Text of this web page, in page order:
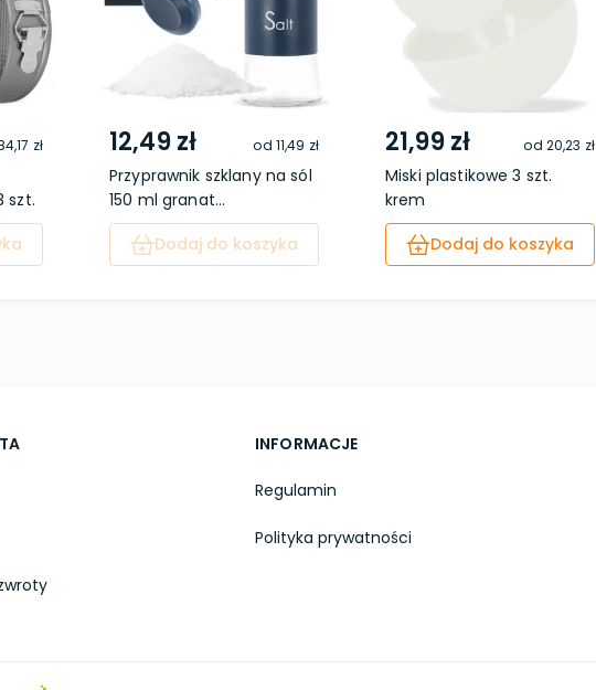
zł
szt.
12,49 zł od 11,49 zł
Przyprawnik szklany na sól
150 ml granat...
Dodaj do koszyka
21,99 zł od 20,23 zł
Miski plastikowe 3 szt.
krem
Dodaj do koszyka
INFORMACJE
Regulamin
Polityka prywatności